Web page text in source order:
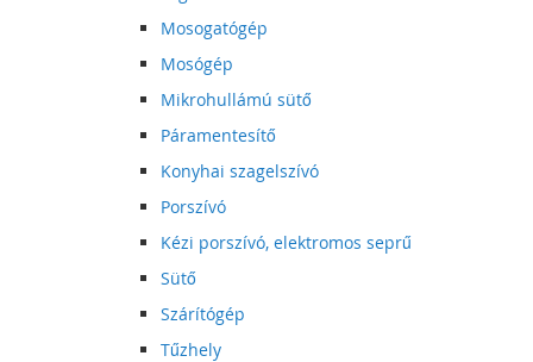
Mosogatógép
Mosógép
Mikrohullámú sütő
Páramentesítő
Konyhai szagelszívó
Porszívó
Kézi porszívó, elektromos seprű
Sütő
Szárítógép
Tűzhely